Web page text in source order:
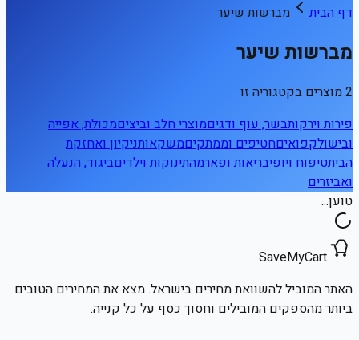
דף הבית מברשות שיער
מברשות שיער
2 מוצרים בקטגוריה זו
פירות וירקותבשר, עוף ודגיםמוצרי חלב וביציםמכולת, אפייה
ובישולקפואיםחטיפים וממתקיםמשקאותניקיון ואחזקת
הביתטיפוח ויופיבריאות ופארמהתינוקות וילדיםביגוד, הנעלה
ואביזרים
טוען...
SaveMyCart
האתר המוביל להשוואת מחירים בישראל. מצא את המחירים הטובים
ביותר מהספקים המובילים וחסוך כסף על כל קנייה.